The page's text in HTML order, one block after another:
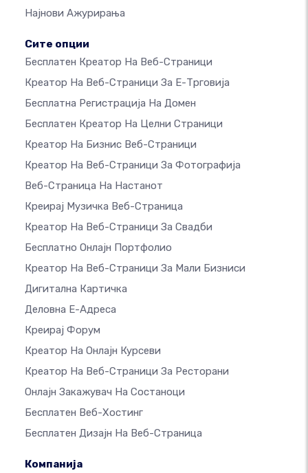
Најнови Ажурирања
Сите опции
Бесплатен Креатор На Веб-Страници
Креатор На Веб-Страници За Е-Трговија
Бесплатна Регистрација На Домен
Бесплатен Креатор На Целни Страници
Креатор На Бизнис Веб-Страници
Креатор На Веб-Страници За Фотографија
Веб-Страница На Настанот
Креирај Музичка Веб-Страница
Креатор На Веб-Страници За Свадби
Бесплатно Онлајн Портфолио
Креатор На Веб-Страници За Мали Бизниси
Дигитална Картичка
Деловна Е-Адреса
Креирај Форум
Креатор На Онлајн Курсеви
Креатор На Веб-Страници За Ресторани
Онлајн Закажувач На Состаноци
Бесплатен Веб-Хостинг
Бесплатен Дизајн На Веб-Страница
Компанија